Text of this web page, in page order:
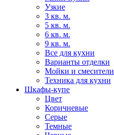
Узкие
3 кв. м.
5 кв. м.
6 кв. м.
9 кв. м.
Все для кухни
Варианты отделки
Мойки и смесители
Техника для кухни
Шкафы-купе
Цвет
Коричневые
Серые
Темные